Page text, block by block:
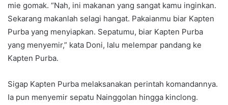
mie gomak. “Nah, ini makanan yang sangat kamu inginkan.
Sekarang makanlah selagi hangat. Pakaianmu biar Kapten
Purba yang menyiapkan. Sepatumu, biar Kapten Purba
yang menyemir,” kata Doni, lalu melempar pandang ke
Kapten Purba.
Sigap Kapten Purba melaksanakan perintah komandannya.
Ia pun menyemir sepatu Nainggolan hingga kinclong.